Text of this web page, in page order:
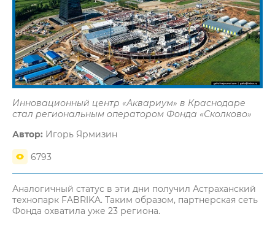
Инновационный центр «Аквариум» в Краснодаре
стал региональным оператором Фонда «Сколково»
Автор: Игорь Ярмизин
6793
Аналогичный статус в эти дни получил Астраханский
технопарк FABRIKA. Таким образом, партнерская сеть
Фонда охватила уже 23 региона.